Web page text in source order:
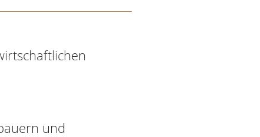
und